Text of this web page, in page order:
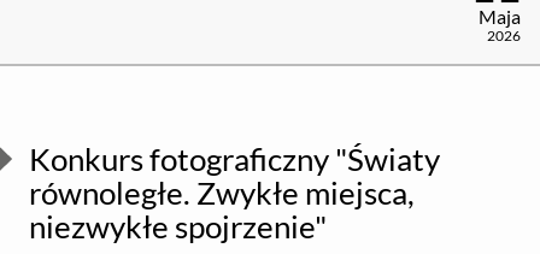
Maja
2026
Konkurs fotograficzny "Światy
równoległe. Zwykłe miejsca,
niezwykłe spojrzenie"